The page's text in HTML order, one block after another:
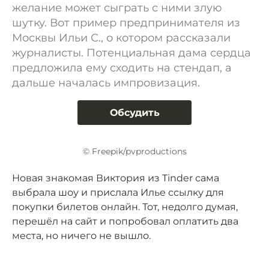
желание может сыграть с ними злую
шутку. Вот пример предпринимателя из
Москвы Ильи С., о котором рассказали
журналисты. Потенциальная дама сердца
предложила ему сходить на стендап, а
дальше началась импровизация.
Обсудить
© Freepik/pvproductions
Новая знакомая Виктория из Tinder сама
выбрала шоу и прислала Илье ссылку для
покупки билетов онлайн. Тот, недолго думая,
перешёл на сайт и попробовал оплатить два
места, но ничего не вышло.